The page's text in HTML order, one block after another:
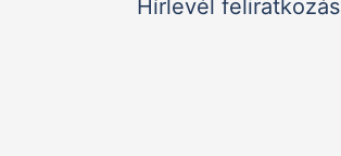
Hírlevél feliratkozás